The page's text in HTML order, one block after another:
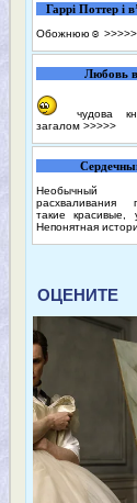
Гаррі Поттер і
Обожнюю☺️ >>>>>
Любовь
чудова
загалом >>>>>
расхваливания
такие красивые,
Непонятная
ОЦЕНИТЕ